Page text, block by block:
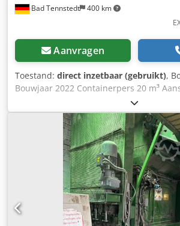
Bad Tennstedt 400 km
Aanvragen
Toestand: direct inzetbaar (gebruikt),
Bouwjaar 2022 Containerpers 20 m³
CEE 5,5 kW Djdpszlnmyofx Abpjck